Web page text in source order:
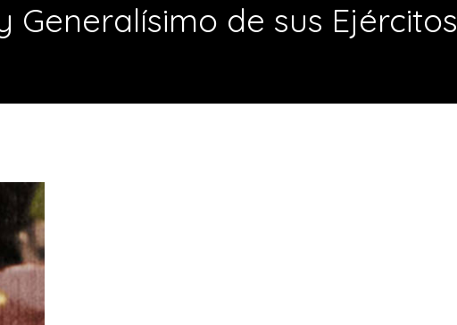
Generalísimo de sus Ejércitos